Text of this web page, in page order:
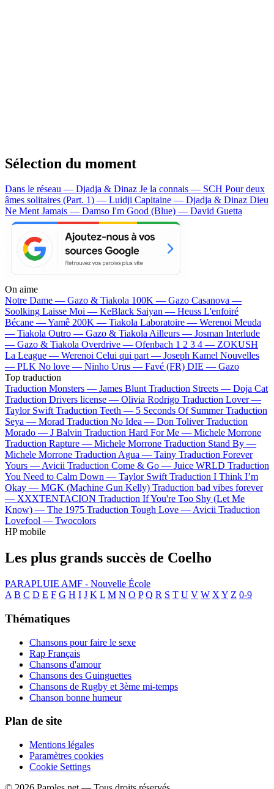
Sélection du moment
Dans le réseau — Djadja & Dinaz Je la connais — SCH Pour deux
âmes solitaires (Part. 1) — Luidji Capitaine — Djadja & Dinaz Dieu
Ne Ment Jamais — Damso I'm Good (Blue) — David Guetta
On aime
Notre Dame — Gazo & Tiakola 100K — Gazo Casanova —
Soolking Laisse Moi — KeBlack Saiyan — Heuss L'enfoiré
Bécane —Yamê 200K — Tiakola Laboratoire — Werenoi Meuda
— Tiakola Outro — Gazo & TiakolaAilleurs — Josman Interlude
— Gazo & Tiakola Overdrive — Ofenbach 1 2 3 4 — ZOKUSH
La League — Werenoi Celui qui part — Joseph Kamel Nouvelles
— PLK No love — Ninho Urus — Favé (FR) DIE — Gazo
Top traduction
Traduction Monsters — James Blunt Traduction Streets — Doja Cat
Traduction Drivers license — Olivia Rodrigo Traduction Lover —
Taylor Swift Traduction Teeth — 5 Seconds Of Summer Traduction
Seya — Morad Traduction No Idea — Don Toliver Traduction
Morado — J Balvin Traduction Hard For Me — Michele Morrone
Traduction Rapture — Michele Morrone Traduction Stand By —
Michele Morrone Traduction Agua — Tainy Traduction Forever
Yours —Avicii Traduction Come & Go — Juice WRLD Traduction
You Need to Calm Down — Taylor Swift Traduction I Think I’m
Okay — MGK (Machine Gun Kelly) Traduction bad vibes forever
— XXXTENTACION Traduction If You're Too Shy (Let Me
Know) — The 1975 Traduction Tough Love —Avicii Traduction
Lovefool — Twocolors
HP mobile
Les plus grands succès de Coelho
PARAPLUIE AMF - Nouvelle École
A B C D E F G H I J K L M N O P Q R S T U V W X Y Z 0-9
Thématiques
Chansons pour faire le sexe
Rap Français
Chansons d'amour
Chansons des Guinguettes
Chansons de Rugby et 3ème mi-temps
Chanson bonne humeur
Plan de site
Mentions légales
Paramètres cookies
Cookie Settings